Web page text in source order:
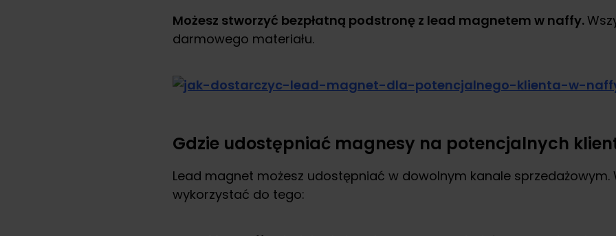
Możesz stworzyć bezpłatną podstronę z lead magnetem w naffy.
darmowego materiału.
Gdzie udostępniać magnesy na potencjalnych
Lead magnet możesz udostępniać w dowolnym kanale
wykorzystać do tego: